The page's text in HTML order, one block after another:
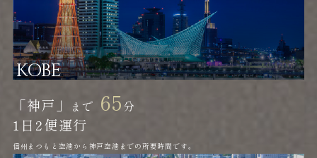
KOBE
「神戸」 まで 65分
1日 2便運行
信州まつもと空港から神戸空港までの所要時間です。